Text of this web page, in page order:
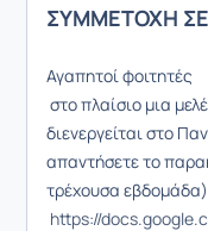
ΣΥΜΜΕΤΟΧΗ ΣΕ
Αγαπητοί φοιτητές
στο πλαίσιο μια
διενεργείται στο
απαντήσετε το
τρέχουσα
https://